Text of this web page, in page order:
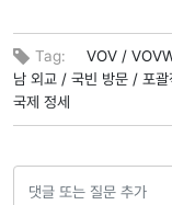
Tag: VOV /
남 외교 / 국빈 방문 / 포
국제 정세